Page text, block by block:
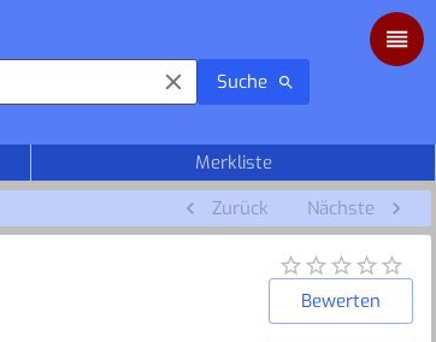
Suche
Merkliste
Zurück Nächste
Bewerten